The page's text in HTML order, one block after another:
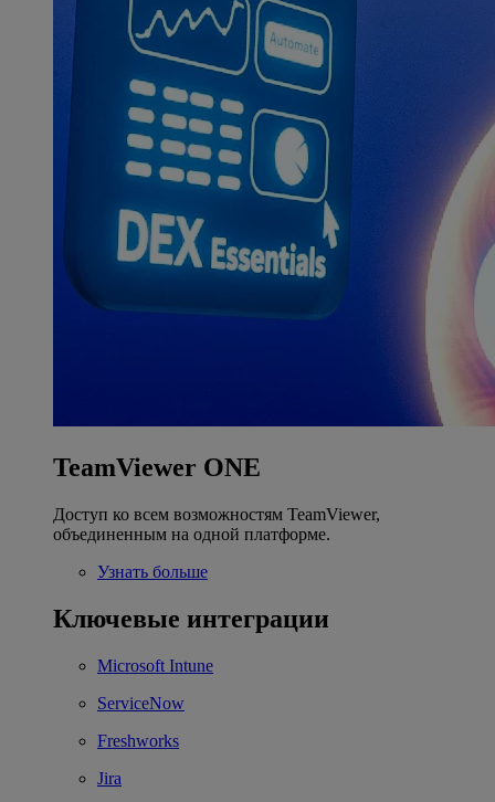
TeamViewer ONE
Доступ ко всем возможностям TeamViewer,
объединенным на одной платформе.
Узнать больше
Ключевые интеграции
Microsoft Intune
ServiceNow
Freshworks
Jira